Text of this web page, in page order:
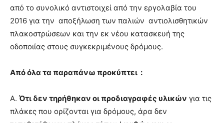
από το συνολικό αντιστοιχεί από την εργολαβία του
2016 για την αποξήλωση των παλιών αντιολισθητικών
πλακοστρώσεων και την εκ νέου κατασκευή της
οδοποιίας στους συγκεκριμένους δρόμους.
Από όλα τα παραπάνω προκύπτει :
Α. Ότι δεν τηρήθηκαν οι προδιαγραφές υλικών για τις
πλάκες που ορίζονται για δρόμους, άρα δεν